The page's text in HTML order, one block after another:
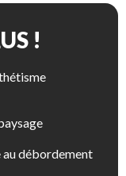
!
au débordement